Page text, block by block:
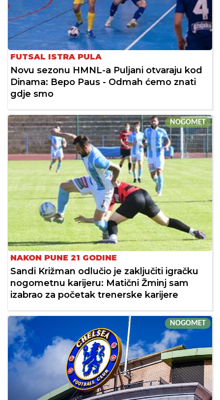
FUTSAL ISTRA PULA
Novu sezonu HMNL-a Puljani otvaraju kod
Dinama: Bepo Paus - Odmah ćemo znati
gdje smo
NOGOMET
NAKON PUNE 21 GODINE
Sandi Križman odlučio je zaključiti igračku
nogometnu karijeru: Matični Žminj sam
izabrao za početak trenerske karijere
NOGOMET